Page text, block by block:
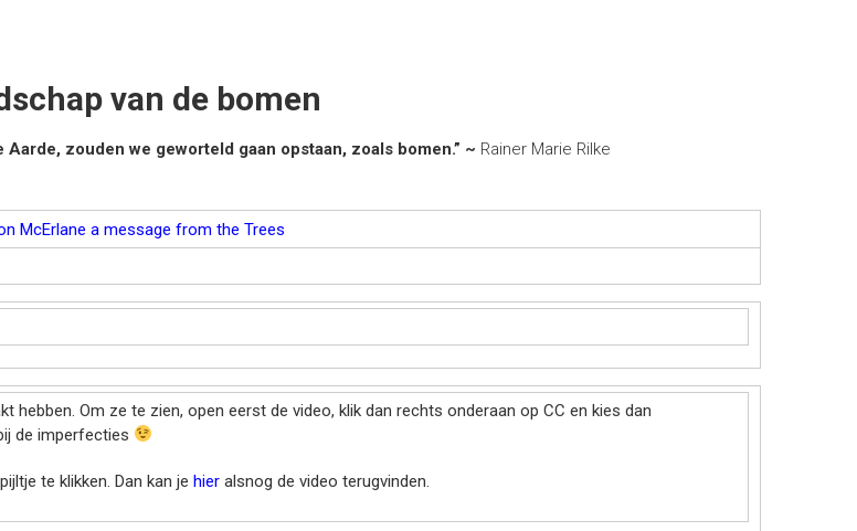
van de bomen
zouden we geworteld gaan opstaan, zoals bomen.” ~ Rainer Marie Rilke
hebben. Om ze te zien, open eerst de video, klik dan rechts onderaan op CC en kies dan
de imperfecties
te klikken. Dan kan je hier alsnog de video terugvinden.